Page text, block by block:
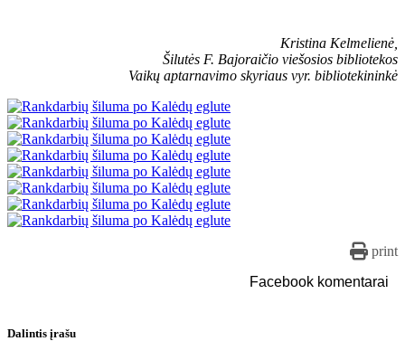
Kristina Kelmelienė,
Šilutės F. Bajoraičio viešosios bibliotekos
Vaikų aptarnavimo skyriaus vyr. bibliotekininkė
print
Facebook komentarai
Dalintis įrašu